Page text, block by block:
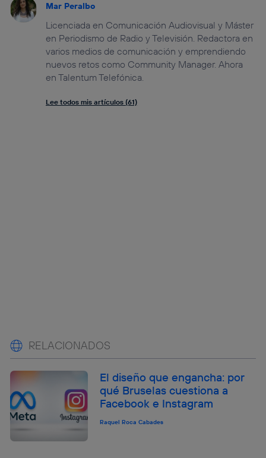
Mar Peralbo
Licenciada en Comunicación Audiovisual y Máster
en Periodismo de Radio y Televisión. Redactora en
varios medios de comunicación y emprendiendo
nuevos retos como Community Manager. Ahora
en Talentum Telefónica.
Lee todos mis artículos (61)
RELACIONADOS
El diseño que engancha: por
qué Bruselas cuestiona a
Facebook e Instagram
Raquel Roca Cabades